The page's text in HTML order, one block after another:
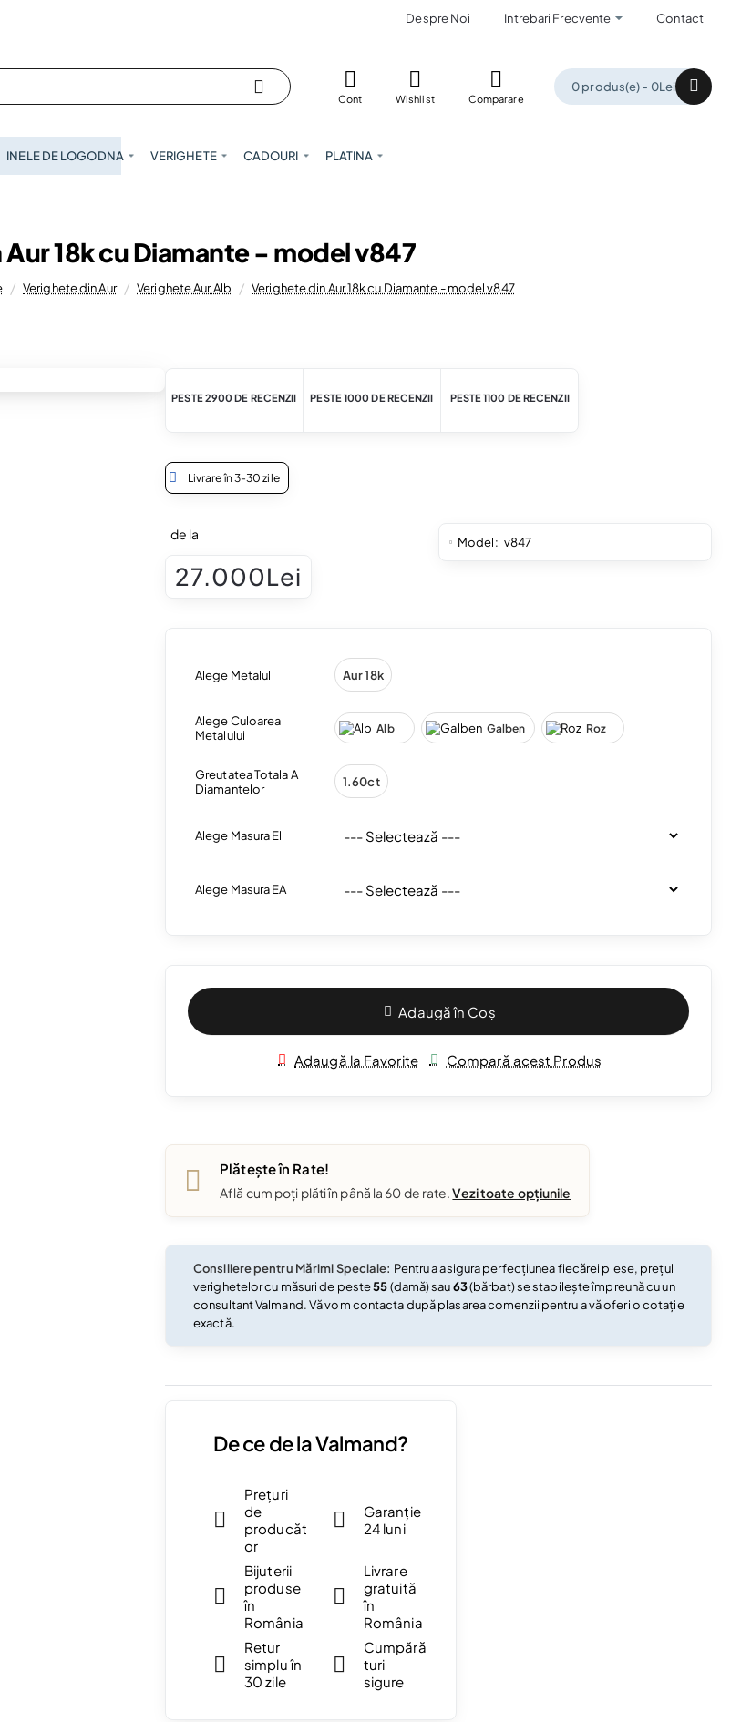
Despre Noi Intrebari Frecvente Contact
Cont Wishlist Comparare
0 produs(e) - 0Lei
INELE DE LOGODNA VERIGHETE CADOURI PLATINA
18k cu Diamante - model v847
Verighete din Aur Verighete Aur Alb Verighete din Aur 18k cu Diamante - model v847
PESTE 2900 DE RECENZII PESTE 1000 DE RECENZII PESTE 1100 DE RECENZII
Livrare în 3-30 zile
de la
27.000Lei
Model: v847
Alege Metalul Aur 18k
Alege Culoarea
Metalului
Alb Galben Roz
Greutatea Totala A
Diamantelor
1.60ct
Alege Masura El
Alege Masura EA
Adaugă în Coș
Adaugă la Favorite Compară acest Produs
Plătește în Rate!
Află cum poți plăti în până la 60 de rate.Vezi toate opțiunile
Consiliere pentru Mărimi Speciale: Pentru a asigura perfecțiunea fiecărei piese, prețul
verighetelor cu măsuri de peste55(damă) sau63(bărbat) se stabilește împreună cu un
consultant Valmand. Vă vom contacta după plasarea comenzii pentru a vă oferi o cotație
exactă.
De ce de la Valmand?
Prețuri
de
producăt
or
Garanție
24 luni
Bijuterii
produse
în
România
Livrare
gratuită
în
România
Retur
simplu în
30 zile
Cumpără
turi
sigure